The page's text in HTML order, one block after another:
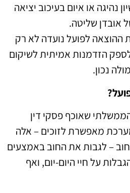
נהיגה או איום בעיכוב יציאה
אובדן שליטה.
ההוצאה לפועל נועדה לא רק
הזדמנות אמיתית לשיקום
נכון.
שאוכף פסקי דין
מאפשרת לזוכים – אלה
– לגבות את החוב באמצעים
על חיי היום-יום, ואף